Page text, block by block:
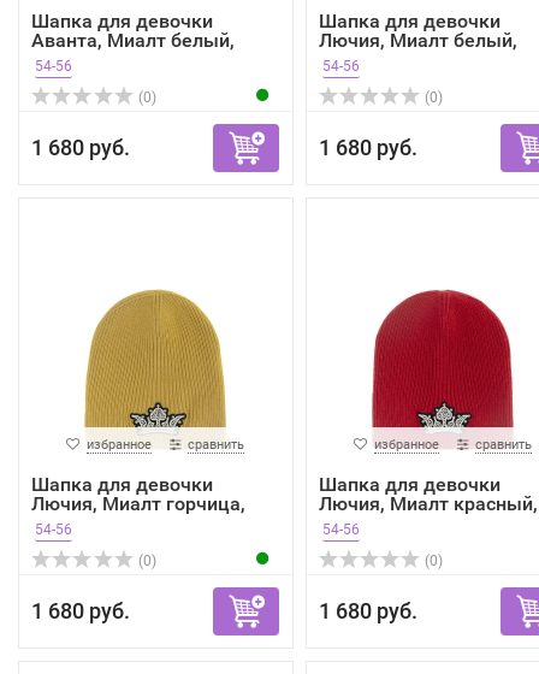
Шапка для девочки
Аванта, Миалт белый,
зима
54-56
(0)
1 680 руб.
Шапка для девочки
Лючия, Миалт белый,
зима
54-56
(0)
1 680 руб.
избранное сравнить
Шапка для девочки
Лючия, Миалт горчица,
зима
54-56
(0)
1 680 руб.
избранное сравнить
Шапка для девочки
Лючия, Миалт красный,
зима
54-56
(0)
1 680 руб.